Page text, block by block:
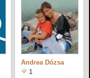
Andrea Dózsa
1